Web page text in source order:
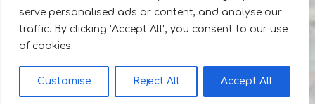
serve personalised ads or content, and analyse our
traffic. By clicking "Accept All", you consent to our use
of cookies.
Customise Reject All Accept All